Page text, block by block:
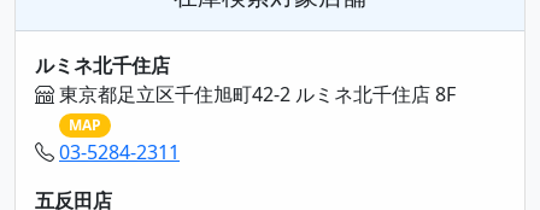
ルミネ北千住店
東京都足立区千住旭町42-2 ルミネ北千住店 8F
MAP
03-5284-2311
五反田店